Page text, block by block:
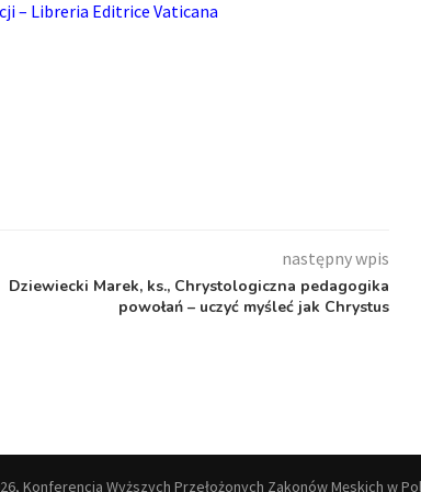
– Libreria Editrice Vaticana
następny wpis
Dziewiecki Marek, ks., Chrystologiczna pedagogika
powołań – uczyć myśleć jak Chrystus
Konferencja Wyższych Przełożonych Zakonów Męskich w